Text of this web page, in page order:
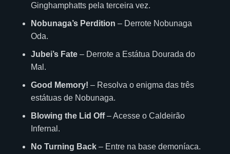
Ginghamphatts pela terceira vez.
Nobunaga’s Perdition – Derrote Nobunaga
Oda.
Jubei’s Fate – Derrote a Estátua Dourada do
Mal.
Good Memory! – Resolva o enigma das três
estátuas de Nobunaga.
Blowing the Lid Off– Acesse o Caldeirão
Infernal.
No Turning Back – Entre na base demoníaca.